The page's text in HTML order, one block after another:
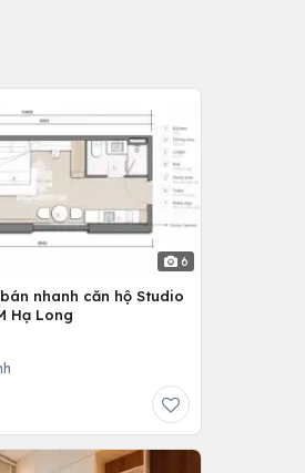
6
nhanh căn hộ Studio
Hạ Long